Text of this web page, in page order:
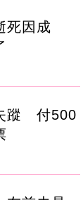
死因成
蹤 付500